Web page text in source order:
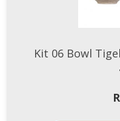
Kit 06 Bowl